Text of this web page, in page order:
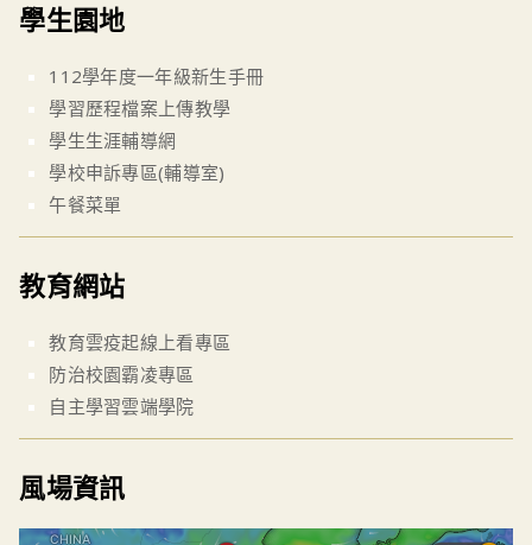
學生園地
112學年度一年級新生手冊
學習歷程檔案上傳教學
學生生涯輔導網
學校申訴專區(輔導室)
午餐菜單
教育網站
教育雲疫起線上看專區
防治校園霸凌專區
自主學習雲端學院
風場資訊